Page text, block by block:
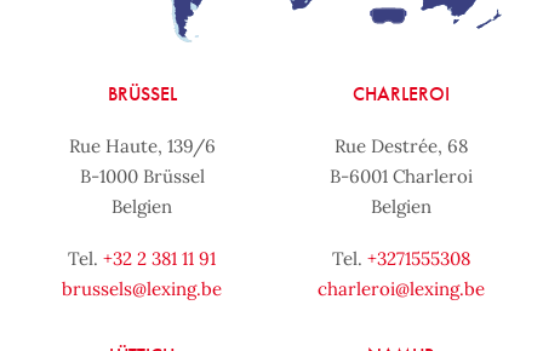
BRÜSSEL
Rue Haute, 139/6
B-1000 Brüssel
Belgien
Tel. +32 2 381 11 91
brussels@lexing.be
CHARLEROI
Rue Destrée, 68
B-6001 Charleroi
Belgien
Tel. +3271555308
charleroi@lexing.be